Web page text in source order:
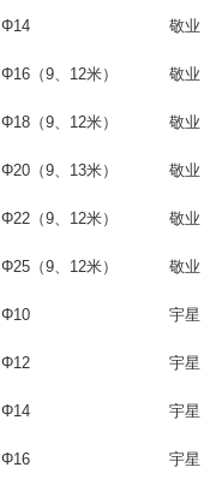
Φ14 敬业
Φ16（9、12米） 敬业
Φ18 （9、 12米） 敬业
Φ20 （9、 13米） 敬业
Φ22（9、12米） 敬业
Φ25（9、12米） 敬业
Φ10 宇星
Φ12 宇星
Φ14 宇星
Φ16 宇星